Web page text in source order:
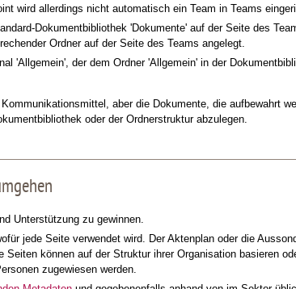
wird allerdings nicht automatisch ein Team in Teams
Dokumentbibliothek 'Dokumente' auf der Seite des
Ordner auf der Seite des Teams angelegt.
'Allgemein', der dem Ordner 'Allgemein' in der
aber die Dokumente, die aufbewahrt
oder der Ordnerstruktur abzulegen.
Unterstützung zu gewinnen.
jede Seite verwendet wird. Der Aktenplan oder die
können auf der Struktur ihrer Organisation basieren
zugewiesen werden.